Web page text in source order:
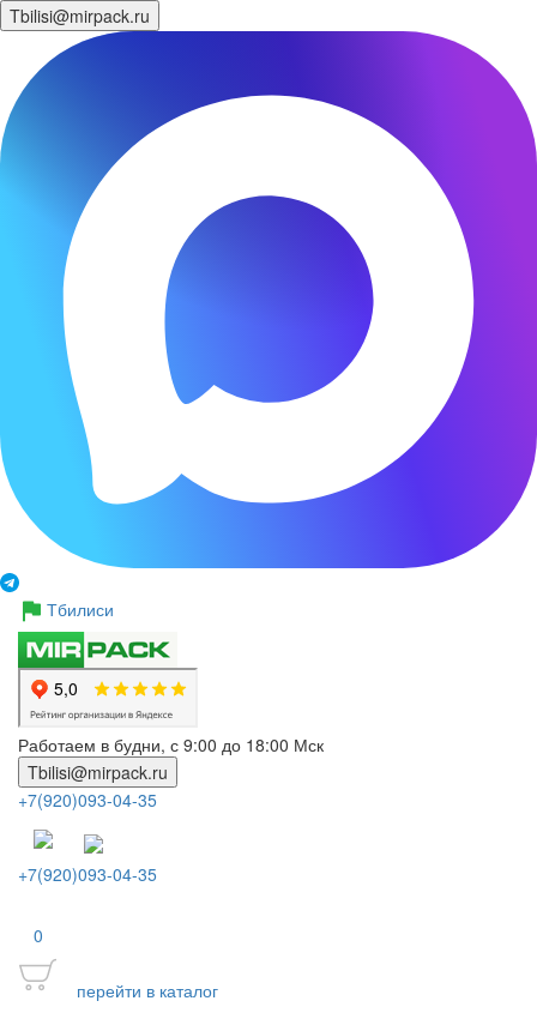
Tbilisi@mirpack.ru
Тбилиси
Работаем в будни, с 9:00 до 18:00 Мск
Tbilisi@mirpack.ru
+7(920)093-04-35
+7(920)093-04-35
0
перейти в каталог